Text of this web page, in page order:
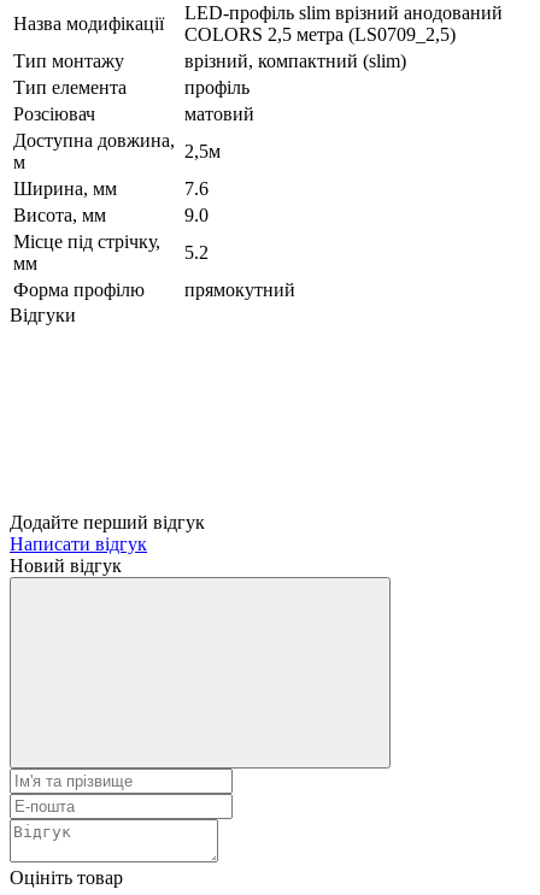
Назва модифікації
LED-профіль slim врізний анодований
COLORS 2,5 метра (LS0709_2,5)
Тип монтажу
врізний, компактний (slim)
Тип елемента
профіль
Розсіювач
матовий
Доступна довжина,
м
2,5м
Ширина, мм
7.6
Висота, мм
9.0
Місце під стрічку,
мм
5.2
Форма профілю
прямокутний
Відгуки
Додайте перший відгук
Написати відгук
Новий відгук
Оцініть товар